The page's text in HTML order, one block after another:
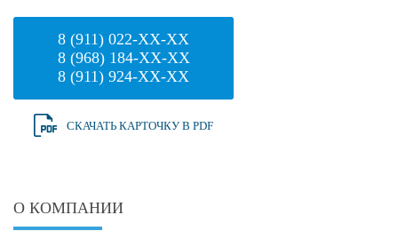
8 (911) 022-XX-XX
8 (968) 184-XX-XX
8 (911) 924-XX-XX
СКАЧАТЬ КАРТОЧКУ В PDF
О КОМПАНИИ